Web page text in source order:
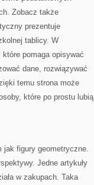
Zobacz także
prezentuje
tablicy. W
pomaga opisywać
dane, rozwiązywać
temu strona może
które po prostu lubią
jak figury geometryczne.
Jedne artykuły
w zakupach. Taka